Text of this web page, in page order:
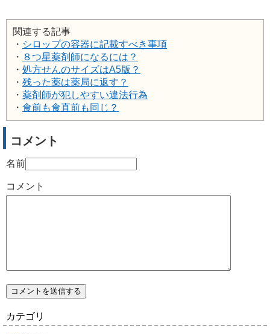
関連する記事
・ シロップの容器に記載すべき事項
・ ８つ星薬剤師になるには？
・ 処方せんのサイズはA5版？
・ 残った薬は薬局に返す？
・ 薬剤師が犯しやすい違法行為
・ 食前も食直前も同じ？
コメント
名前
コメント
カテゴリ